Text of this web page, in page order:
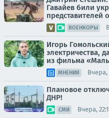
Гавайев били
представителей
ВОЕНКОРЫ
Игорь
электричества,
из фильма
МНЕНИЯ Вчера,
Плановое
ДНР!
СМИ Вчера,